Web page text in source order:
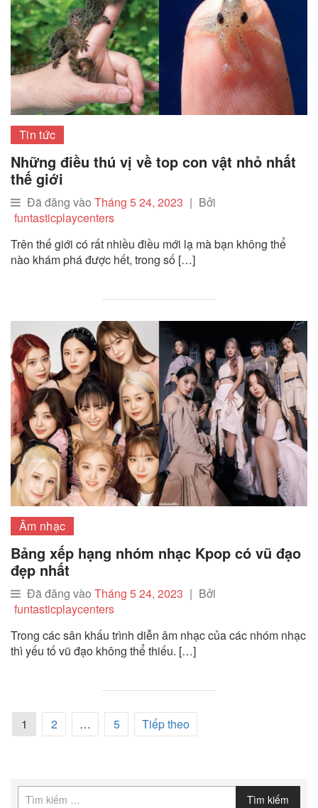
Tin tức
Những điều thú vị về top con vật nhỏ nhất
thế giới
Đã đăng vào Tháng 5 24, 2023 | Bởi
funtasticplaycenters
Trên thế giới có rất nhiều điều mới lạ mà bạn không thể
nào khám phá được hết, trong số […]
Âm nhạc
Bảng xếp hạng nhóm nhạc Kpop có vũ đạo
đẹp nhất
Đã đăng vào Tháng 5 24, 2023 | Bởi
funtasticplaycenters
Trong các sân khấu trình diễn âm nhạc của các nhóm nhạc
thì yếu tố vũ đạo không thể thiếu. […]
1 2 … 5 Tiếp theo
Tìm kiếm